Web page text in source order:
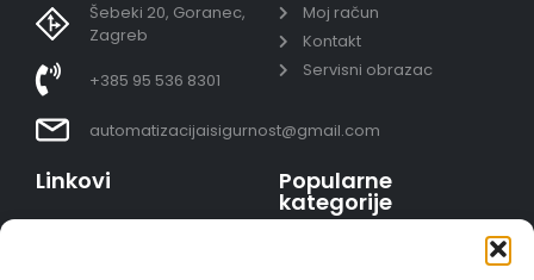
Šebeki 20, Goranec,
Zagreb
+385 95 536 8301
automatizacijaisigurnost@gmail.com
Moj račun
Kontakt
Servisni obrazac
Linkovi Popularne
kategorije
Video nadzor - kompleti